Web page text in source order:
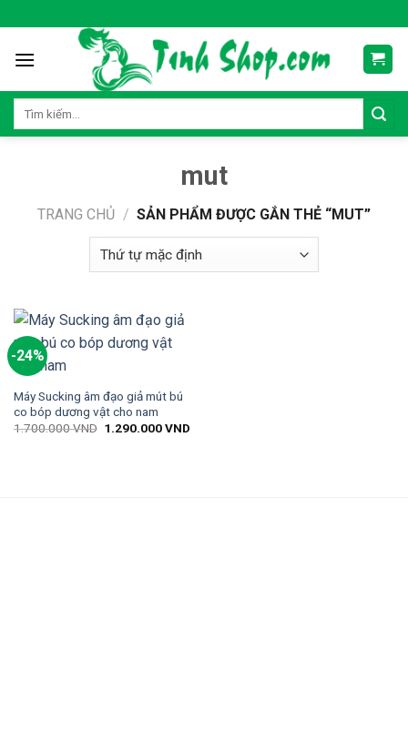
content
Tìm
mut
TRANG CHỦ / SẢN PHẨM ĐƯỢC GẮN THẺ “MUT”
-24%
Máy Sucking âm đạo giả mút bú
co bóp dương vật cho nam
1.700.000VND 1.290.000VND